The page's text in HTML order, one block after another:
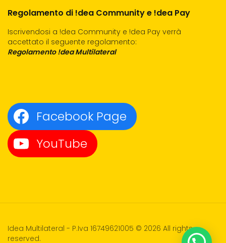
Regolamento di !dea Community e !dea Pay
Iscrivendosi a !dea Community e !dea Pay verrà
accettato il seguente regolamento:
Regolamento !dea Multilateral
Facebook Page
YouTube
Idea Multilateral - P.Iva 16749621005 © 2026 All rights
reserved.